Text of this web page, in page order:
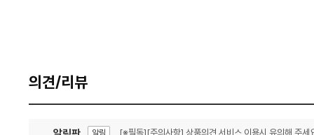
의견/리뷰
알림 [※필독][주의사항] 상품의견 서비스 이용시 유의해 주세